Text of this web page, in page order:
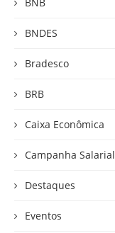
BNDES
Bradesco
BRB
Caixa Econômica
Campanha Salarial
Destaques
Eventos